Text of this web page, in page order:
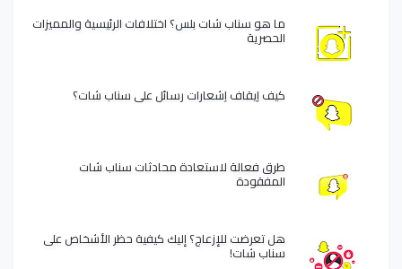
ما هو سناب شات بلس؟ اختلافات الرئيسية والمميزات
الحصرية
كيف إيقاف إشعارات رسائل على سناب شات؟
طرق فعالة لاستعادة محادثات سناب شات
المفقودة
هل تعرضت للإزعاج؟ إليك كيفية حظر الأشخاص على
سناب شات!